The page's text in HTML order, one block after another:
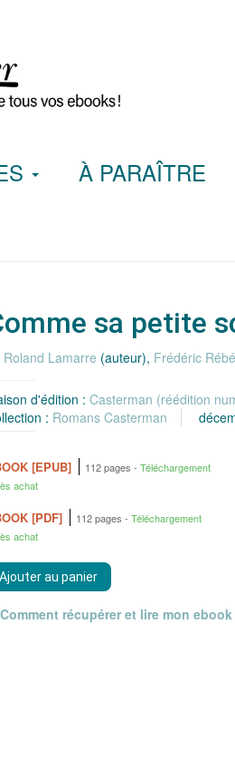
À PARAÎTRE
sa petite
Roland Lamarre (auteur), Frédéric
d'édition : Casterman (réédition
: Romans Casterman
[EPUB] 112 pages
Téléchargement
achat
[PDF] 112 pages
Téléchargement
achat
Comment récupérer et lire mon ebook